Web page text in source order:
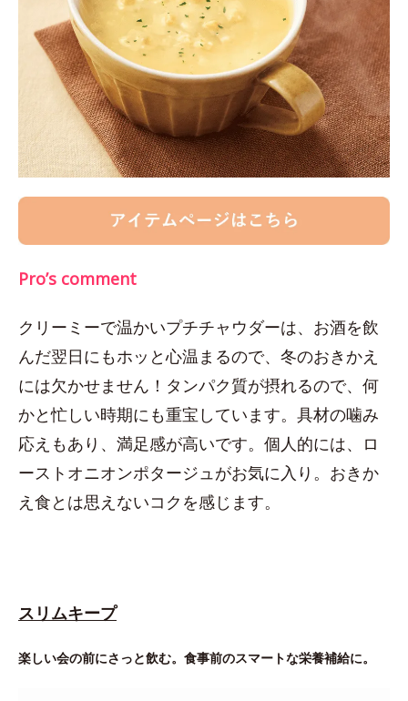
Pro’s comment
クリーミーで温かいプチチャウダーは、お酒を飲
んだ翌日にもホッと心温まるので、冬のおきかえ
には欠かせません！タンパク質が摂れるので、何
かと忙しい時期にも重宝しています。具材の噛み
応えもあり、満足感が高いです。個人的には、ロ
ーストオニオンポタージュがお気に入り。おきか
え食とは思えないコクを感じます。
スリムキープ
楽しい会の前にさっと飲む。食事前のスマートな栄養補給に。